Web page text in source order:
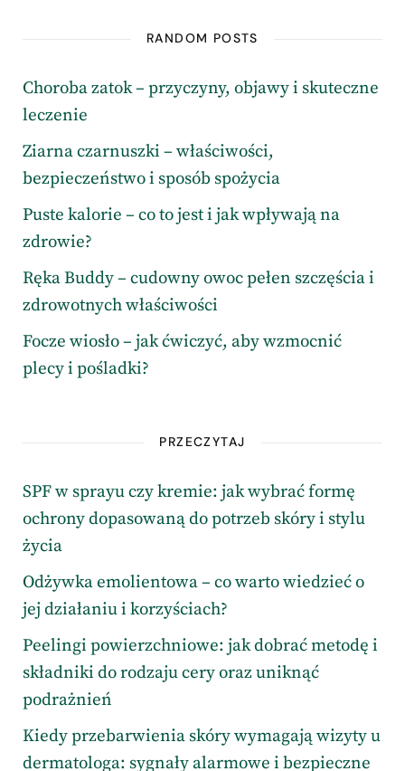
RANDOM POSTS
Choroba zatok – przyczyny, objawy i skuteczne
leczenie
Ziarna czarnuszki – właściwości,
bezpieczeństwo i sposób spożycia
Puste kalorie – co to jest i jak wpływają na
zdrowie?
Ręka Buddy – cudowny owoc pełen szczęścia i
zdrowotnych właściwości
Focze wiosło – jak ćwiczyć, aby wzmocnić
plecy i pośladki?
PRZECZYTAJ
SPF w sprayu czy kremie: jak wybrać formę
ochrony dopasowaną do potrzeb skóry i stylu
życia
Odżywka emolientowa – co warto wiedzieć o
jej działaniu i korzyściach?
Peelingi powierzchniowe: jak dobrać metodę i
składniki do rodzaju cery oraz uniknąć
podrażnień
Kiedy przebarwienia skóry wymagają wizyty u
dermatologa: sygnały alarmowe i bezpieczne